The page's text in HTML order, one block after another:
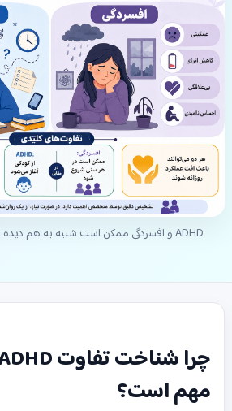
ADHD و افسردگی ممکن است شبیه به هم دیده شوند، اما یکسان نیستند.
مهم است؟